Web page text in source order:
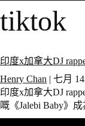
tiktok
印度x加拿大DJ
Henry Chan | 七月
印度x加拿大DJ
嘅《Jalebi Baby》